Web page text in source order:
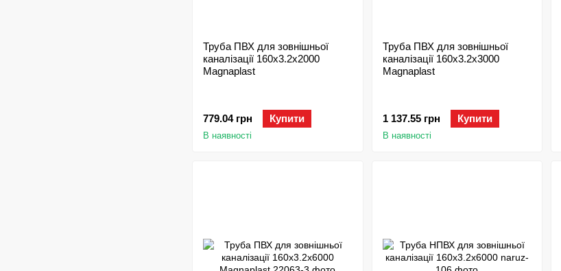
Труба ПВХ для зовнішньої
каналізації 160х3.2x2000
Magnaplast
779.04 грн Купити
В наявності
Труба ПВХ для зовнішньої
каналізації 160х3.2x3000
Magnaplast
1 137.55 грн Купити
В наявності